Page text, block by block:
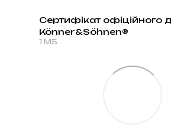
Сертифікат офіційного
Könner&Söhnen®
1 МБ